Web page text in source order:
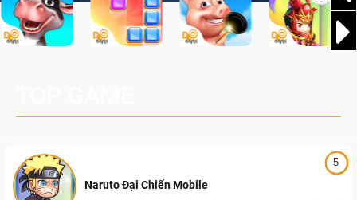
5
Naruto Đại Chiến Mobile